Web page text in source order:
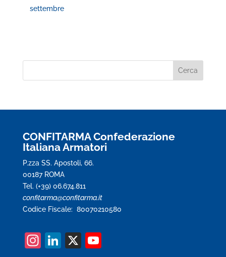
settembre
CONFITARMA Confederazione
Italiana Armatori
P.zza SS. Apostoli, 66.
00187 ROMA
Tel. (+39) 06.674.811
confitarma@confitarma.it
Codice Fiscale: 80070210580
In Li X Y